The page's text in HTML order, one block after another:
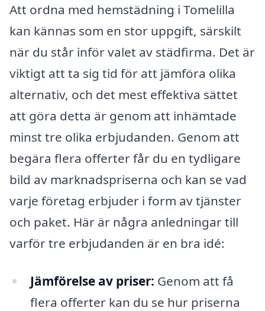
Att ordna med hemstädning i Tomelilla
kan kännas som en stor uppgift, särskilt
när du står inför valet av städfirma. Det är
viktigt att ta sig tid för att jämföra olika
alternativ, och det mest effektiva sättet
att göra detta är genom att inhämtade
minst tre olika erbjudanden. Genom att
begära flera offerter får du en tydligare
bild av marknadspriserna och kan se vad
varje företag erbjuder i form av tjänster
och paket. Här är några anledningar till
varför tre erbjudanden är en bra idé:
Jämförelse av priser: Genom att få
flera offerter kan du se hur priserna